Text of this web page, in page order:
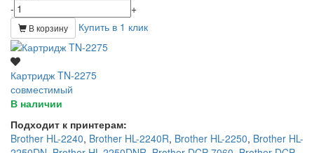
-
+
В корзину Купить в 1 клик
Картридж TN-2275
совместимый
В наличии
Подходит к принтерам:
Brother HL-2240, Brother HL-2240R, Brother HL-2250, Brother HL-